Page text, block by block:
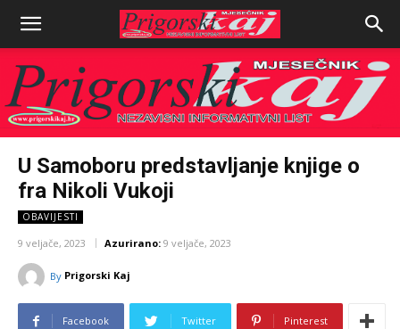
U Samoboru predstavljanje knjige o
fra Nikoli Vukoji
OBAVIJESTI
9 veljače, 2023 Azurirano: 9 veljače, 2023
By Prigorski Kaj
Facebook Twitter Pinterest